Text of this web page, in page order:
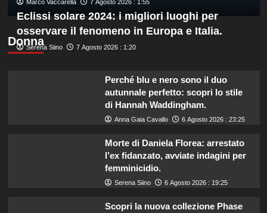
Marco Vaccarella 7 Agosto 2026 : 1:55
Donna
Eclissi solare 2024: i migliori luoghi per
osservare il fenomeno in Europa e Italia.
Serena Siino 7 Agosto 2026 : 1:20
Perché blu e nero sono il duo
autunnale perfetto: scopri lo stile
di Hannah Waddingham.
Anna Gaia Cavallo 6 Agosto 2026 : 23:25
Morte di Daniela Florea: arrestato
l’ex fidanzato, avviate indagini per
femminicidio.
Serena Siino 6 Agosto 2026 : 19:25
Scopri la nuova collezione Phase